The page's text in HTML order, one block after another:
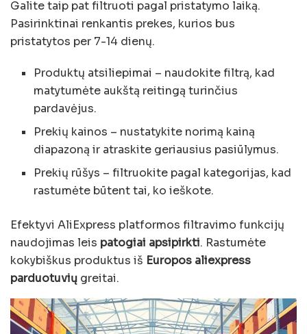
Galite taip pat filtruoti pagal pristatymo laiką.
Pasirinktinai renkantis prekes, kurios bus
pristatytos per 7-14 dienų.
Produktų atsiliepimai – naudokite filtrą, kad
matytumėte aukštą reitingą turinčius
pardavėjus.
Prekių kainos – nustatykite norimą kainą
diapazoną ir atraskite geriausius pasiūlymus.
Prekių rūšys – filtruokite pagal kategorijas, kad
rastumėte būtent tai, ko ieškote.
Efektyvi AliExpress platformos filtravimo funkcijų
naudojimas leis patogiai apsipirkti. Rastumėte
kokybiškus produktus iš Europos aliexpress
parduotuvių greitai.